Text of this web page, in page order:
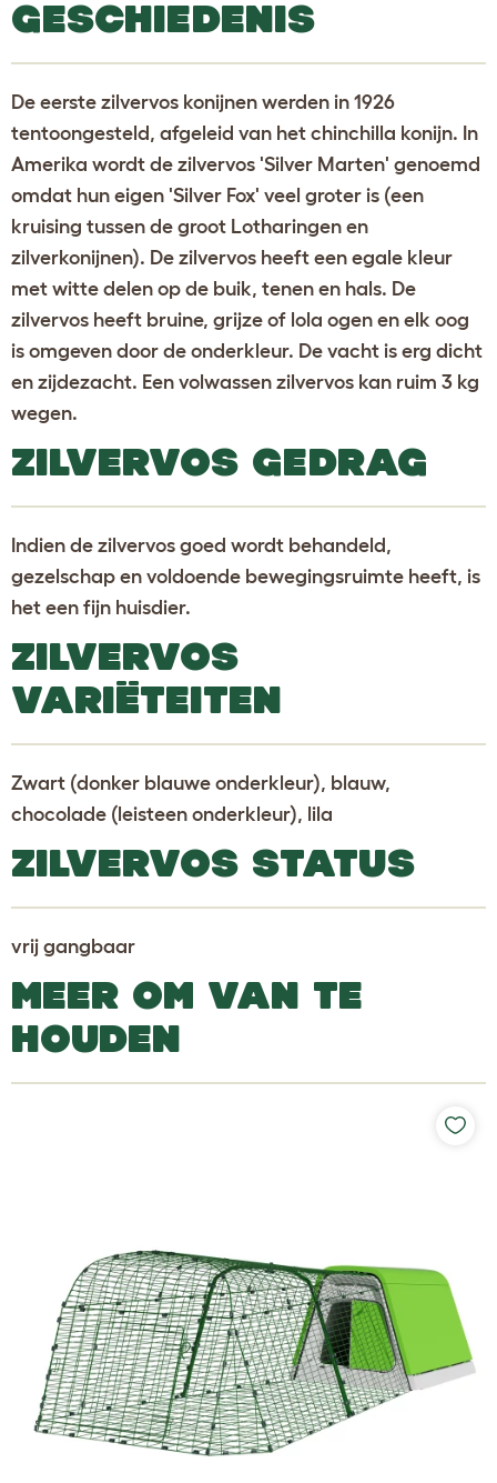
GESCHIEDENIS
De eerste zilvervos konijnen werden in 1926
tentoongesteld, afgeleid van het chinchilla konijn. In
Amerika wordt de zilvervos 'Silver Marten' genoemd
omdat hun eigen 'Silver Fox' veel groter is (een
kruising tussen de groot Lotharingen en
zilverkonijnen). De zilvervos heeft een egale kleur
met witte delen op de buik, tenen en hals. De
zilvervos heeft bruine, grijze of lola ogen en elk oog
is omgeven door de onderkleur. De vacht is erg dicht
en zijdezacht. Een volwassen zilvervos kan ruim 3 kg
wegen.
ZILVERVOS GEDRAG
Indien de zilvervos goed wordt behandeld,
gezelschap en voldoende bewegingsruimte heeft, is
het een fijn huisdier.
ZILVERVOS
VARIËTEITEN
Zwart (donker blauwe onderkleur), blauw,
chocolade (leisteen onderkleur), lila
ZILVERVOS STATUS
vrij gangbaar
MEER OM VAN TE
HOUDEN